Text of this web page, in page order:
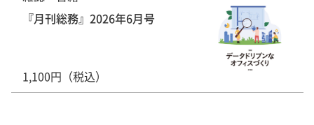
『月刊総務』2026年6月号
1,100円（税込）